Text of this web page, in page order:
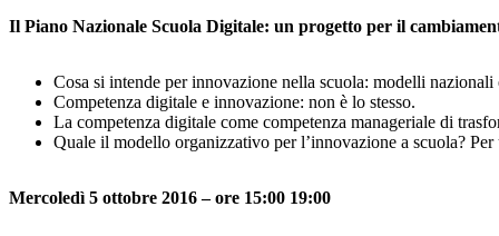
Il Piano Nazionale Scuola Digitale: un progetto per il
Cosa si intende per innovazione nella scuola: modelli
Competenza digitale e innovazione: non è lo stesso.
La competenza digitale come competenza manageriale di
Quale il modello organizzativo per l’innovazione a scuola?
Mercoledì 5 ottobre 2016 – ore 15:00 19:00